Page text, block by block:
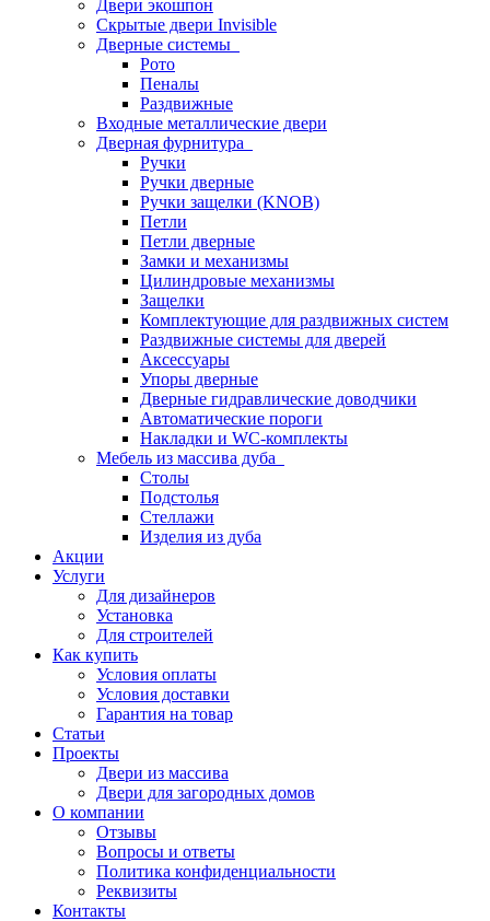
Двери экошпон
Скрытые двери Invisible
Дверные системы
Рото
Пеналы
Раздвижные
Входные металлические двери
Дверная фурнитура
Ручки
Ручки дверные
Ручки защелки (KNOB)
Петли
Петли дверные
Замки и механизмы
Цилиндровые механизмы
Защелки
Комплектующие для раздвижных систем
Раздвижные системы для дверей
Аксессуары
Упоры дверные
Дверные гидравлические доводчики
Автоматические пороги
Накладки и WC-комплекты
Мебель из массива дуба
Столы
Подстолья
Стеллажи
Изделия из дуба
Акции
Услуги
Для дизайнеров
Установка
Для строителей
Как купить
Условия оплаты
Условия доставки
Гарантия на товар
Статьи
Проекты
Двери из массива
Двери для загородных домов
О компании
Отзывы
Вопросы и ответы
Политика конфиденциальности
Реквизиты
Контакты